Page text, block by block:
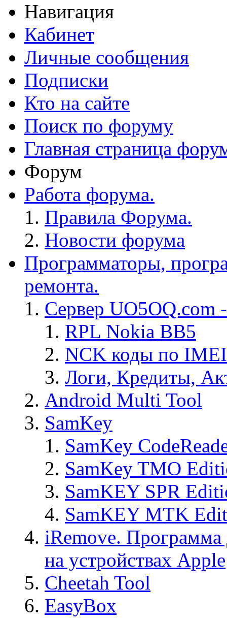
Навигация
Кабинет
Личные сообщения
Подписки
Кто на сайте
Поиск по форуму
Главная страница
Форум
Работа форума.
Правила Форума.
Новости форума
Программаторы,
ремонта.
Сервер
RPL Nokia BB5
NCK коды по IMEI
Логи, Кредиты,
Android Multi Tool
SamKey
SamKey
SamKey TMO
SamKEY SPR
SamKEY MTK
iRemove. Программа
на устройствах Apple
Cheetah Tool
EasyBox